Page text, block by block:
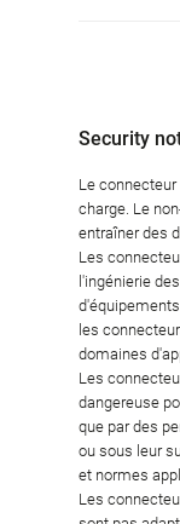
Security
Le
charge. Le
entraîner des
Les
l'ingénierie
les
domaines
Les
dangereuse
que par des
ou sous leur
et normes
Les